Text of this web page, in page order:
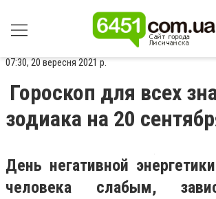
07:30, 20 вересня 2021 р.
Гороскоп для всех
зодиака на 20
День негативной
человека слабым,